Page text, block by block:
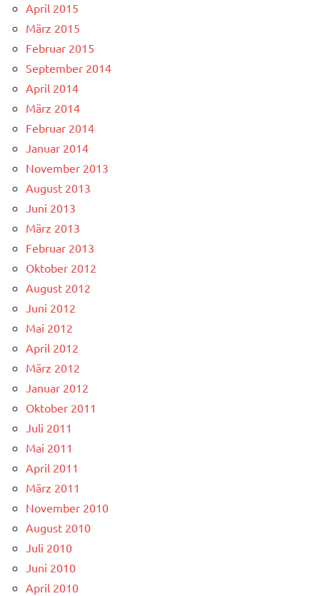
April 2015
März 2015
Februar 2015
September 2014
April 2014
März 2014
Februar 2014
Januar 2014
November 2013
August 2013
Juni 2013
März 2013
Februar 2013
Oktober 2012
August 2012
Juni 2012
Mai 2012
April 2012
März 2012
Januar 2012
Oktober 2011
Juli 2011
Mai 2011
April 2011
März 2011
November 2010
August 2010
Juli 2010
Juni 2010
April 2010